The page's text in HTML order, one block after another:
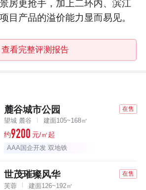
房更抢手，加上二环内、滨江
目产品的溢价能力显而易见。
查看完整评测报告
麓谷城市公园 在售
望城 麓谷 建面105~168㎡
约9200 元/㎡起
AAA国企开发 双地铁
世茂璀璨风华 在售
芙蓉 建面126~192㎡